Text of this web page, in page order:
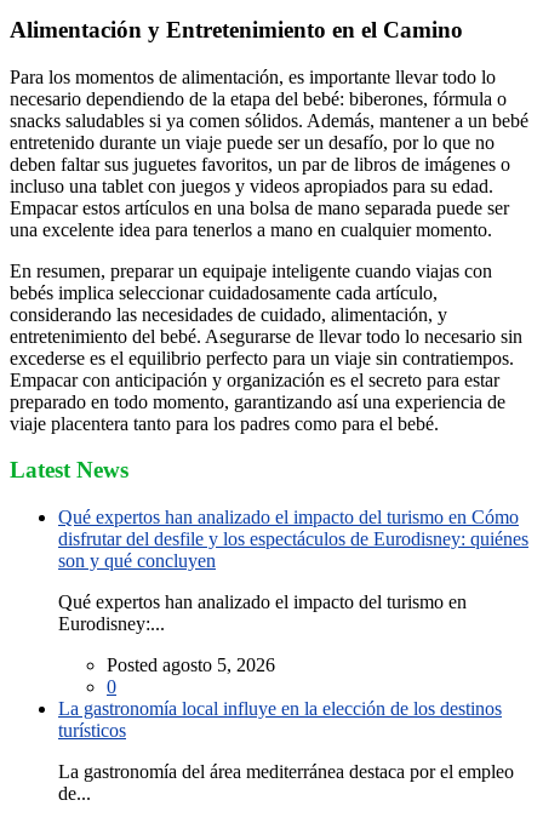
Alimentación y Entretenimiento en el Camino
Para los momentos de alimentación, es importante llevar todo lo
necesario dependiendo de la etapa del bebé: biberones, fórmula o
snacks saludables si ya comen sólidos. Además, mantener a un bebé
entretenido durante un viaje puede ser un desafío, por lo que no
deben faltar sus juguetes favoritos, un par de libros de imágenes o
incluso una tablet con juegos y videos apropiados para su edad.
Empacar estos artículos en una bolsa de mano separada puede ser
una excelente idea para tenerlos a mano en cualquier momento.
En resumen, preparar un equipaje inteligente cuando viajas con
bebés implica seleccionar cuidadosamente cada artículo,
considerando las necesidades de cuidado, alimentación, y
entretenimiento del bebé. Asegurarse de llevar todo lo necesario sin
excederse es el equilibrio perfecto para un viaje sin contratiempos.
Empacar con anticipación y organización es el secreto para estar
preparado en todo momento, garantizando así una experiencia de
viaje placentera tanto para los padres como para el bebé.
Latest News
Qué expertos han analizado el impacto del turismo en Cómo
disfrutar del desfile y los espectáculos de Eurodisney: quiénes
son y qué concluyen
Qué expertos han analizado el impacto del turismo en
Eurodisney:...
Posted agosto 5, 2026
0
La gastronomía local influye en la elección de los destinos
turísticos
La gastronomía del área mediterránea destaca por el empleo
de...